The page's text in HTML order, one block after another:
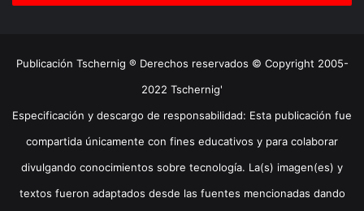
Publicación Tschernig ® Derechos reservados © Copyright 2005-
2022 Tschernig'
Especificación y descargo de responsabilidad: Esta publicación fue
compartida únicamente con fines educativos y para colaborar
divulgando conocimientos sobre tecnología. La(s) imagen(es) y
textos fueron adaptados desde las fuentes mencionadas dando